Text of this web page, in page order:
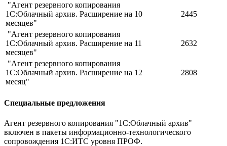
"Агент резервного копирования
1С:Облачный архив. Расширение на 10
месяцев"
2445
"Агент резервного копирования
1С:Облачный архив. Расширение на 11
месяцев"
2632
"Агент резервного копирования
1С:Облачный архив. Расширение на 12
месяц"
2808
Специальные предложения
Агент резервного копирования "1С:Облачный архив"
включен в пакеты информационно-технологического
сопровождения 1С:ИТС уровня ПРОФ.